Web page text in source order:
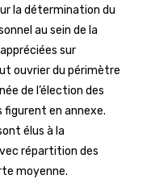
la détermination du
au sein de la
sur
ouvrier du périmètre
de l’élection des
figurent en annexe.
élus à la
répartition des
moyenne.